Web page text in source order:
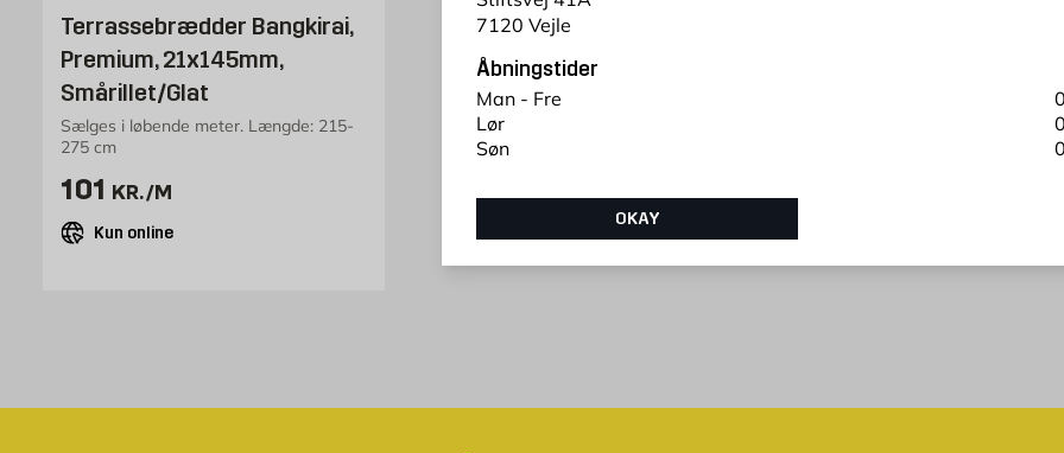
7120 Vejle
Åbningstider
Man - Fre
Lør
Søn
OKAY
Terrassebrædder Bangkirai,
Premium, 21x145mm,
Smårillet/Glat
Sælges i løbende meter. Længde: 215-
275 cm
Pris 101 kr. /m
101 KR./M
Kun online